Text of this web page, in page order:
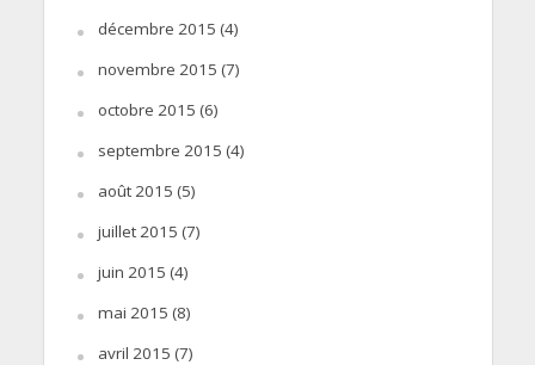
décembre 2015 (4)
novembre 2015 (7)
octobre 2015 (6)
septembre 2015 (4)
août 2015 (5)
juillet 2015 (7)
juin 2015 (4)
mai 2015 (8)
avril 2015 (7)